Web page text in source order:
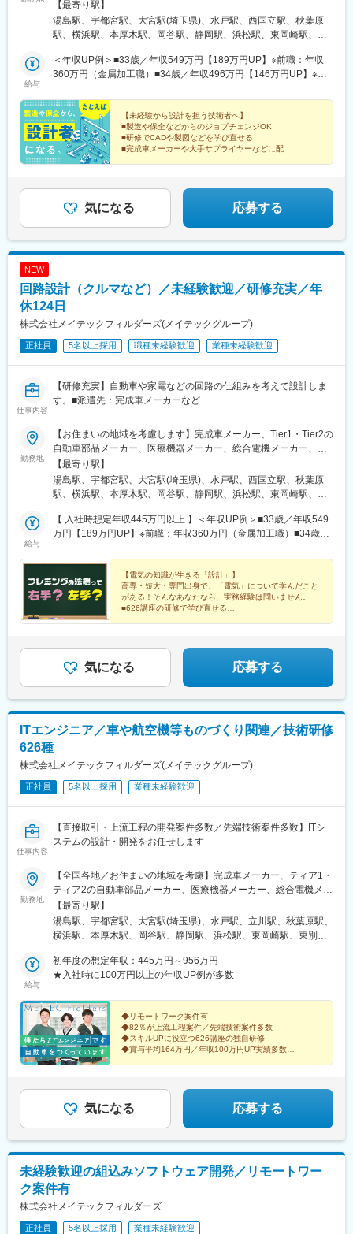
ー、半導体製造装置メーカーなど当社取引先の拠点（東北・関
東・中部・東海・関西・九州を中心に全国各地）※派遣先企業にて
就業（事業所・拠点については下記「勤務地一覧」を参照くださ
署及び各拠点等、当社の定める場所。詳細は就業条件明示書に記
載。■経験者採用のうち希望勤務地エリアの営業所に配属された割
場合は会社にて寮・社宅を用意いたします【受動喫煙対策】当社
拠点：各事業所で対策あり派遣先 ：各社規定に則る
【最寄り駅】
湯島駅、宇都宮駅、大宮駅(埼玉県)、水戸駅、西国立駅、秋葉原
駅、横浜駅、本厚木駅、岡谷駅、静岡駅、浜松駅、東岡崎駅、東
三宮駅(阪神)、広島駅、祇園駅(福岡県)、花畑町駅、上野広小路
駅、立川南駅、岩本町駅、神奈川駅、近鉄四日市駅、京都駅、末
給与
＜年収UP例＞■33歳／年収549万円【189万円UP】※前職：年収
360万円（金属加工職）■34歳／年収496万円【146万円UP】※前
万4,400円（一律支給のPC手当1,500円含む）※上記の下限給与額
は、理論上の最下限給与額です。能力・経験・年齢を考慮のうえ
当社規定により優遇します。※その他諸手当は別途支給します。※
技術の向上・仕事に取り組む姿勢・クライアント評価などを反映
した明確な人事評価システムを採用しています。※待機中も給与は
【未経験から設計を担う技術者へ】
■製造や保全などからのジョブチェンジOK
■研修でCADや製図などを学び直せる
■完成車メーカーや大手サプライヤーなどに配属
気になる 応募する
NEW
回路設計（クルマなど）／未経験歓迎／研修充実／年
休124日
株式会社メイテックフィルダーズ(メイテックグループ)
正社員 5名以上採用 職種未経験歓迎 業種未経験歓迎
仕事内容
【研修充実】自動車や家電などの回路の仕組みを考えて設計しま
す。■派遣先：完成車メーカーなど
勤務地
【お住まいの地域を考慮します】完成車メーカー、Tier1・Tier2の
自動車部品メーカー、医療機器メーカー、総合電機メーカー、半
導体製造装置メーカーなど当社取引先の拠点（東北・関東・中
部・東海・関西・九州を中心に全国各地）※派遣先企業にて就業
（事業所・拠点については下記「勤務地一覧」を参照ください）※
び各拠点等、当社の定める場所。詳細は就業条件明示書に記載。■
経験者採用のうち希望勤務地エリアの営業所に配属された割合
合は会社にて寮・社宅を用意いたします【受動喫煙対策】当社拠
点：各事業所で対策あり派遣先 ：各社規定に則る
【最寄り駅】
湯島駅、宇都宮駅、大宮駅(埼玉県)、水戸駅、西国立駅、秋葉原
駅、横浜駅、本厚木駅、岡谷駅、静岡駅、浜松駅、東岡崎駅、東
三宮駅(阪神)、広島駅、祇園駅(福岡県)、花畑町駅、上野広小路
駅、立川南駅、岩本町駅、神奈川駅、近鉄四日市駅、京都駅、末
給与
【 入社時想定年収445万円以上 】＜年収UP例＞■33歳／年収549
万円【189万円UP】※前職：年収360万円（金属加工職）■34歳／
設計）【月給】20万6,300円～49万4,400円（一律支給のPC手当
1,500円含む）※上記の下限給与額は、理論上の最下限給与額で
す。能力・経験・年齢を考慮のうえ当社規定により優遇します。※
その他諸手当は別途支給します。※技術の向上・仕事に取り組む姿
勢・クライアント評価などを反映した明確な人事評価システムを
【電気の知識が生きる「設計」】
高専・短大・専門出身で、「電気」について学んだこと
がある！そんなあなたなら、実務経験は問いません。
■626講座の研修で学び直せる
気になる 応募する
ITエンジニア／車や航空機等ものづくり関連／技術研修
626種
株式会社メイテックフィルダーズ(メイテックグループ)
正社員 5名以上採用 業種未経験歓迎
仕事内容
【直接取引・上流工程の開発案件多数／先端技術案件多数】ITシ
ステムの設計・開発をお任せします
勤務地
【全国各地／お住まいの地域を考慮】完成車メーカー、ティア1・
ティア2の自動車部品メーカー、医療機器メーカー、総合電機メー
カー、半導体製造装置メーカーなど当社取引先の拠点（東北・関
東・中部・東海・関西・九州を中心に全国各地）※派遣先企業にて
就業（事業所・拠点については下記「勤務地一覧」を参照くださ
署及び各拠点等、当社の定める場所。詳細は就業条件明示書に記
載。■経験者採用のうち希望勤務地エリアの営業所に配属された割
場合は会社にて寮・社宅を用意いたします。【受動喫煙対策】当
社拠点：各事業所で対策あり派遣先 ：各社規定に則る
【最寄り駅】
湯島駅、宇都宮駅、大宮駅(埼玉県)、水戸駅、立川駅、秋葉原駅、
横浜駅、本厚木駅、岡谷駅、静岡駅、浜松駅、東岡崎駅、東別院
駅(阪神)、広島駅、祇園駅(福岡県)、花畑町駅、上野広小路駅、岩
本町駅、神奈川駅、近鉄四日市駅、京都駅、末広町駅(東京都)、反
給与
初年度の想定年収：445万円～956万円
★入社時に100万円以上の年収UP例が多数
◆リモートワーク案件有
◆82％が上流工程案件／先端技術案件多数
◆スキルUPに役立つ626講座の独自研修
◆賞与平均164万円／年収100万円UP実績多数
気になる 応募する
未経験歓迎の組込みソフトウェア開発／リモートワー
ク案件有
株式会社メイテックフィルダーズ
正社員 5名以上採用 業種未経験歓迎